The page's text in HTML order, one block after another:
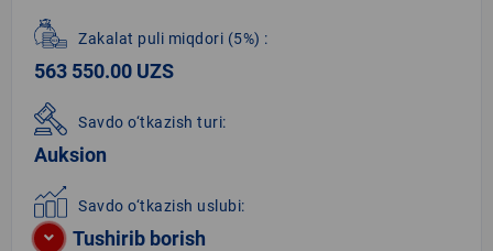
Zakalat puli miqdori (5%) :
563 550.00 UZS
Savdo o‘tkazish turi:
Auksion
Savdo o‘tkazish uslubi:
Tushirib borish